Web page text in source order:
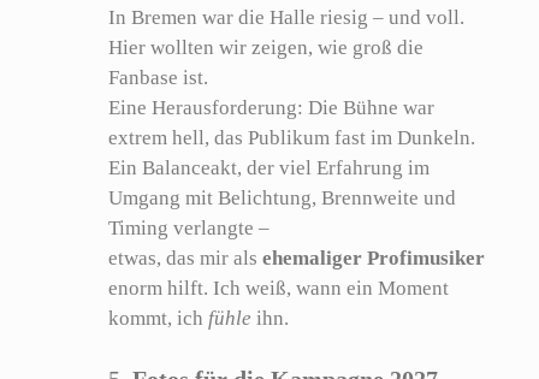
In Bremen war die Halle riesig – und voll.
Hier wollten wir zeigen, wie groß die
Fanbase ist.
Eine Herausforderung: Die Bühne war
extrem hell, das Publikum fast im Dunkeln.
Ein Balanceakt, der viel Erfahrung im
Umgang mit Belichtung, Brennweite und
Timing verlangte –
etwas, das mir als ehemaliger Profimusiker
enorm hilft. Ich weiß, wann ein Moment
kommt, ich fühle ihn.